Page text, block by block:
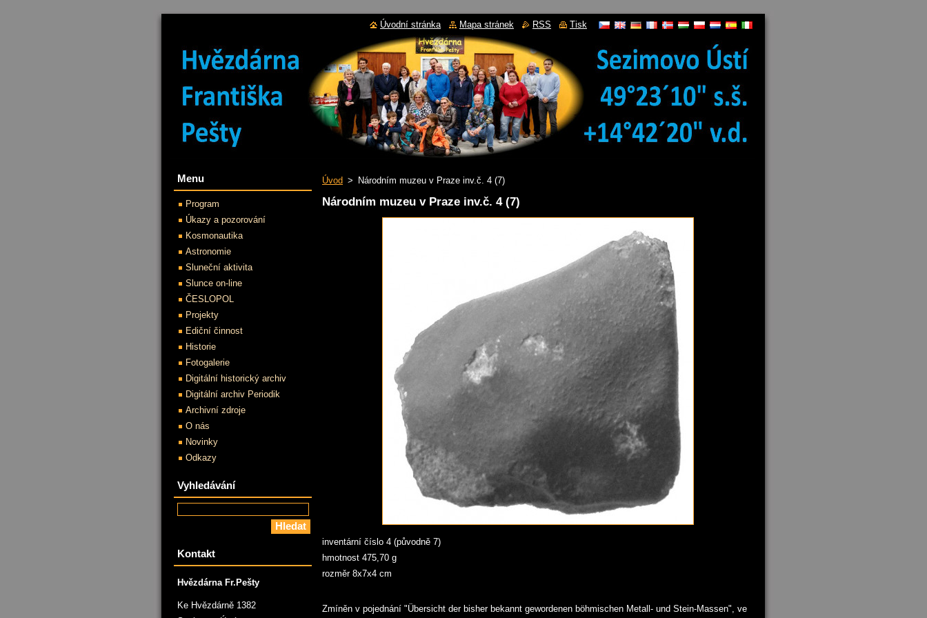
Úvod > Národním muzeu v Praze inv.č. 4 (7)
Národním muzeu v Praze inv.č. 4 (7)
inventární číslo 4 (původně 7)
hmotnost 475,70 g
rozměr 8x7x4 cm
Zmíněn v pojednání "Übersicht der bisher bekannt gewordenen böhmischen Metall- und Stein-Massen", ve
Menu
Program
Úkazy a pozorování
Kosmonautika
Astronomie
Sluneční aktivita
Slunce on-line
ČESLOPOL
Projekty
Ediční činnost
Historie
Fotogalerie
Digitální historický archiv
Digitální archiv Periodik
Archivní zdroje
O nás
Novinky
Odkazy
Vyhledávání
Kontakt
Hvězdárna Fr.Pešty
Ke Hvězdárně 1382
Úvodní stránka Mapa stránek RSS Tisk